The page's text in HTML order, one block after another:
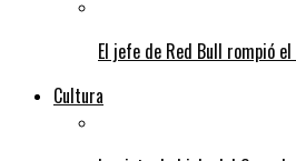
El jefe de Red Bull rompió
Cultura